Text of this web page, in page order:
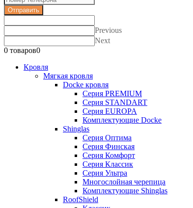
Отправить
Previous
Next
0 товаров0
Кровля
Мягкая кровля
Docke кровля
Серия PREMIUM
Серия STANDART
Серия EUROPA
Комплектующие Docke
Shinglas
Серия Оптима
Серия Финская
Серия Комфорт
Серия Классик
Серия Ультра
Многослойная черепица
Комплектующие Shinglas
RoofShield